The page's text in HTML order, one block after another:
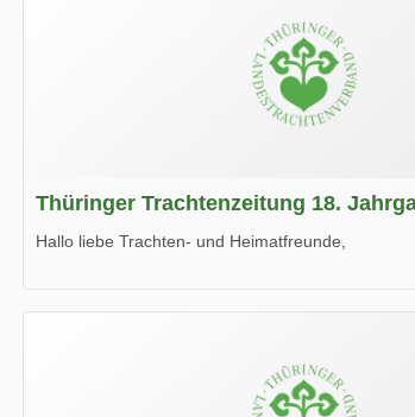
Thüringer Trachtenzeitung 18.
Hallo liebe Trachten- und Heimatfreunde,
Wir wünschen Euch viel Spaß beim Lesen.